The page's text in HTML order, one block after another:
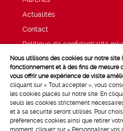
Actualités
Contact
Politique de confidentialité
Mentions légales
Nous utilisons des cookies sur notre site
fonctionnement et à des fins de mesure
vous offrir une expérience de visite
cliquant sur « Tout accepter », vous
les cookies placés sur notre site. En
seuls les cookies strictement
et à sa sécurité seront utilisés. Pour
préférences cookies ainsi que retirer
moment, cliquez sur « Personnaliser vos